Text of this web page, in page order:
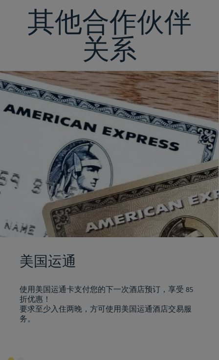
其他合作伙伴
关系
美国运通
使用美国运通卡支付您的下一次酒店预订，享受 85
折优惠！
要求至少入住两晚，方可使用美国运通酒店交易服
务。